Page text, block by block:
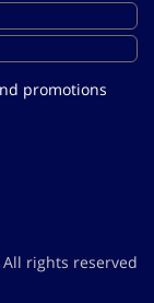
promotions
rights reserved